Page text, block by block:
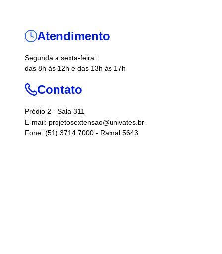
Atendimento
Segunda a sexta-feira:
das 8h às 12h e das 13h às 17h
Contato
Prédio 2 - Sala 311
E-mail: projetosextensao@univates.br
Fone: (51) 3714 7000 - Ramal 5643